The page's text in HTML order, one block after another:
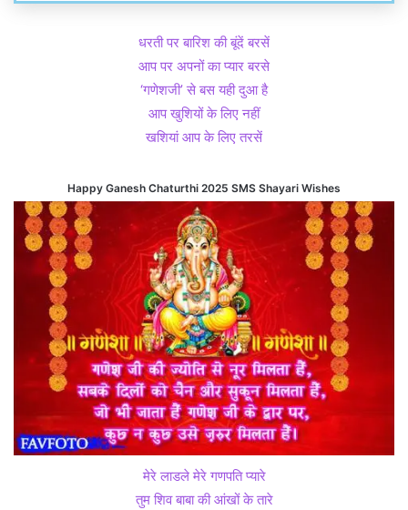
धरती पर बारिश की बूंदें बरसें
आप पर अपनों का प्यार बरसे
‘गणेशजी’ से बस यही दुआ है
आप खुशियों के लिए नहीं
खशियां आप के लिए तरसें
Happy Ganesh Chaturthi 2025 SMS Shayari Wishes
मेरे लाडले मेरे गणपति प्यारे
तुम शिव बाबा की आंखों के तारे